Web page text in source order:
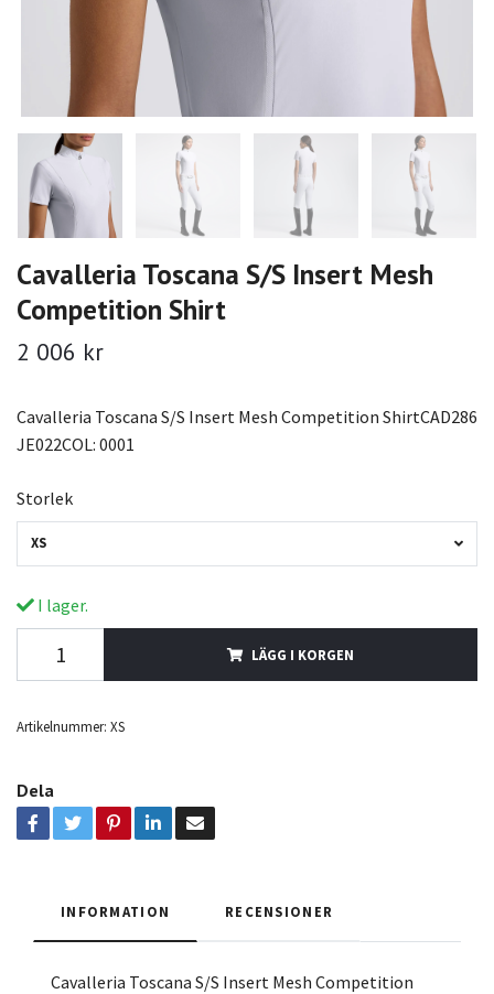
Cavalleria Toscana S/S Insert Mesh
Competition Shirt
2 006 kr
Cavalleria Toscana S/S Insert Mesh Competition ShirtCAD286
JE022COL: 0001
Storlek
XS
I lager.
LÄGG I KORGEN
Artikelnummer: XS
Dela
INFORMATION RECENSIONER
Cavalleria Toscana S/S Insert Mesh Competition